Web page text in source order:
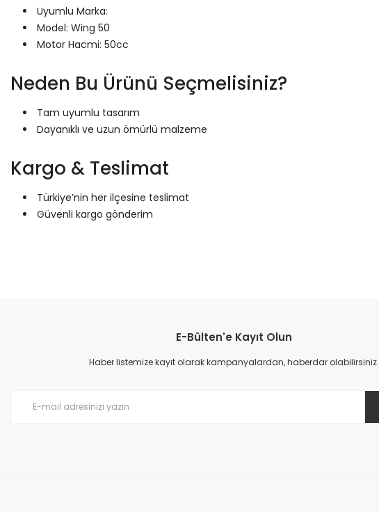
Uyumlu Marka:
Model: Wing 50
Motor Hacmi: 50cc
Neden Bu Ürünü Seçmelisiniz?
Tam uyumlu tasarım
Dayanıklı ve uzun ömürlü malzeme
Kargo & Teslimat
Türkiye’nin her ilçesine teslimat
Güvenli kargo gönderim
Ürün resmi kalitesiz, bozuk veya görüntülenemiyor.
Ürün açıklamasında eksik bilgiler bulunuyor.
E-Bülten'e Kayıt Olun
Haber listemize kayıt olarak kampanyalardan, haberdar olabilirsiniz.